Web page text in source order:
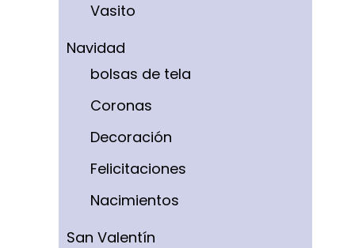
Vasito
Navidad
bolsas de tela
Coronas
Decoración
Felicitaciones
Nacimientos
San Valentín